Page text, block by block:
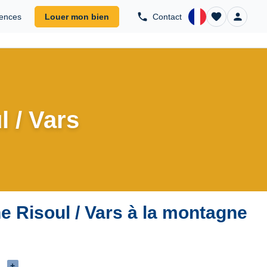
Louer mon bien phone Contact favorite person
/ Vars
Risoul / Vars à la montagne